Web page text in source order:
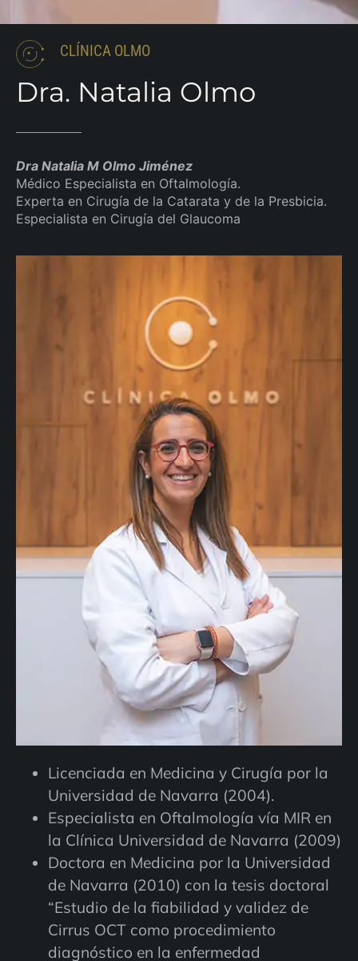
CLÍNICA OLMO
Dra. Natalia Olmo
Licenciada en Medicina y Cirugía por la
Universidad de Navarra (2004).
Especialista en Oftalmología vía MIR en
la Clínica Universidad de Navarra (2009)
Doctora en Medicina por la Universidad
de Navarra (2010) con la tesis doctoral
“Estudio de la fiabilidad y validez de
Cirrus OCT como procedimiento
diagnóstico en la enfermedad
Dra Natalia M Olmo Jiménez
Médico Especialista en Oftalmología.
Experta en Cirugía de la Catarata y de la Presbicia.
Especialista en Cirugía del Glaucoma